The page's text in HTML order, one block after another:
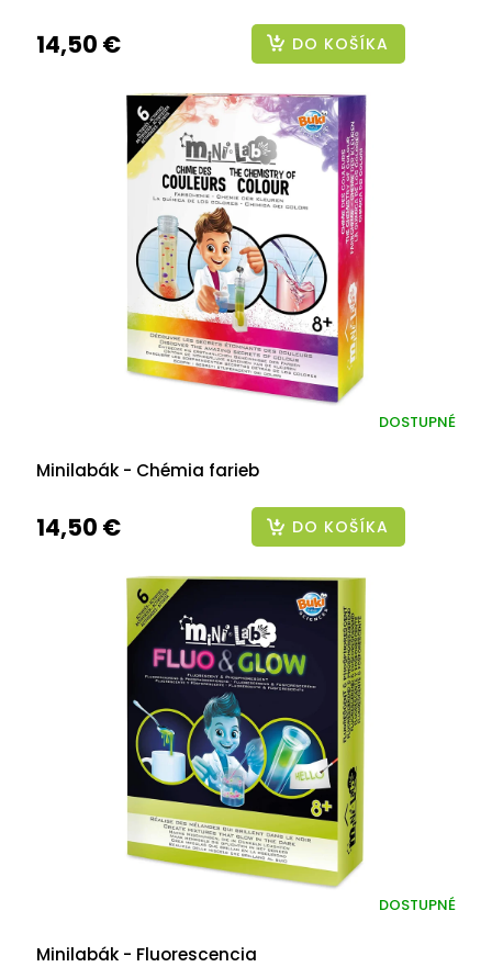
14,50 € DO KOŠÍKA
Minilabák - Chémia farieb
DOSTUPNÉ
14,50 € DO KOŠÍKA
Minilabák - Fluorescencia
DOSTUPNÉ